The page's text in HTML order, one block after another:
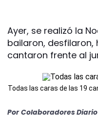
Ayer, se realizó la
bailaron,
cantaron frente al
Todas las caras de las 19
Por Colaboradores